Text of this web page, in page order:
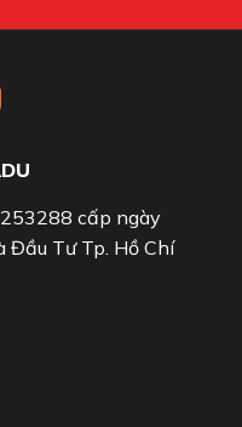
cấp ngày
Đầu Tư Tp. Hồ Chí